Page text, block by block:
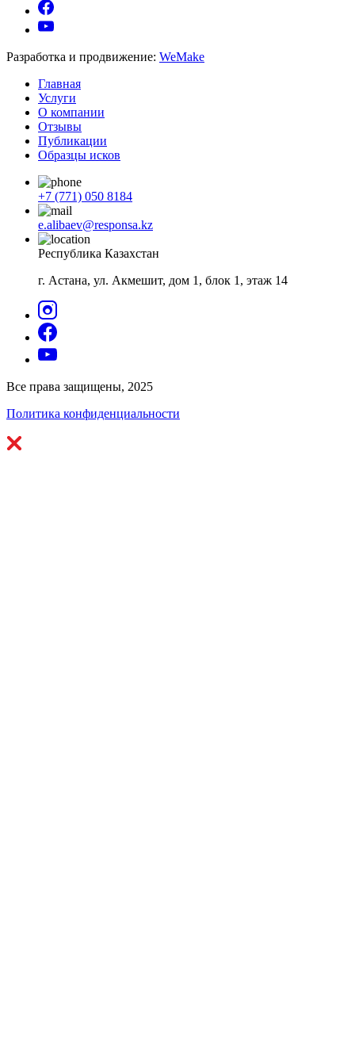
Разработка и продвижение: WeMake
Главная
Услуги
О компании
Отзывы
Публикации
Образцы исков
+7 (771) 050 8184
e.alibaev@responsa.kz
Республика Казахстан
г. Астана, ул. Акмешит, дом 1, блок 1, этаж 14
Все права защищены, 2025
Политика конфиденциальности